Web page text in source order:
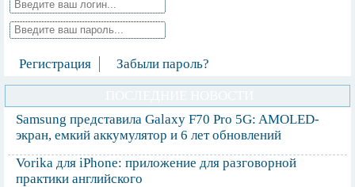
Регистрация Забыли пароль?
Samsung представила Galaxy F70 Pro 5G: AMOLED-
экран, емкий аккумулятор и 6 лет обновлений
Vorika для iPhone: приложение для разговорной
практики английского